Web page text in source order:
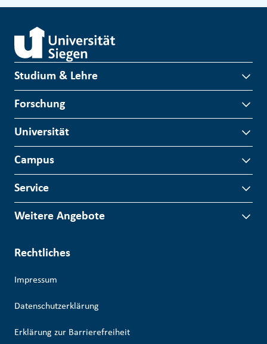
Studium & Lehre
Forschung
Universität
Campus
Service
Weitere Angebote
Rechtliches
Impressum
Datenschutzerklärung
Erklärung zur Barrierefreiheit